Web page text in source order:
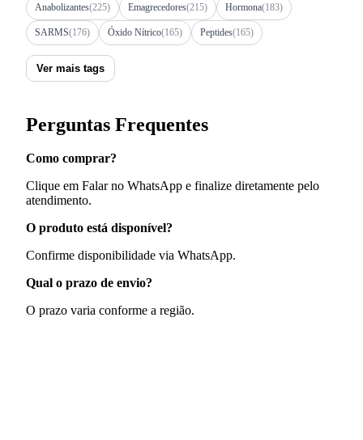
Anabolizantes(225) Emagrecedores(215) Hormona(183)
SARMS(176) Óxido Nítrico(165) Peptides(165)
Ver mais tags
Perguntas Frequentes
Como comprar?
Clique em Falar no WhatsApp e finalize diretamente pelo
atendimento.
O produto está disponível?
Confirme disponibilidade via WhatsApp.
Qual o prazo de envio?
O prazo varia conforme a região.